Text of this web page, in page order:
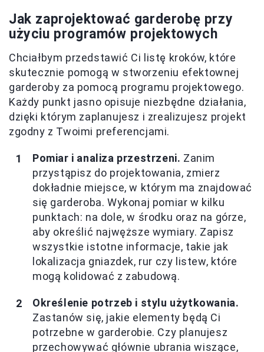
Jak zaprojektować garderobę przy
użyciu programów projektowych
Chciałbym przedstawić Ci listę kroków, które
skutecznie pomogą w stworzeniu efektownej
garderoby za pomocą programu projektowego.
Każdy punkt jasno opisuje niezbędne działania,
dzięki którym zaplanujesz i zrealizujesz projekt
zgodny z Twoimi preferencjami.
Pomiar i analiza przestrzeni. Zanim
przystąpisz do projektowania, zmierz
dokładnie miejsce, w którym ma znajdować
się garderoba. Wykonaj pomiar w kilku
punktach: na dole, w środku oraz na górze,
aby określić najwęższe wymiary. Zapisz
wszystkie istotne informacje, takie jak
lokalizacja gniazdek, rur czy listew, które
mogą kolidować z zabudową.
Określenie potrzeb i stylu użytkowania.
Zastanów się, jakie elementy będą Ci
potrzebne w garderobie. Czy planujesz
przechowywać głównie ubrania wiszące,